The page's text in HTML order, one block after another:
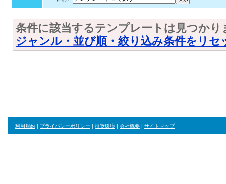
条件に該当するテンプレートは見つかり
ジャンル・並び順・絞り込み条件をリセ
利用規約 | プライバシーポリシー | 推奨環境 | 会社概要 | サイトマップ